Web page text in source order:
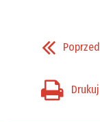
Drukuj